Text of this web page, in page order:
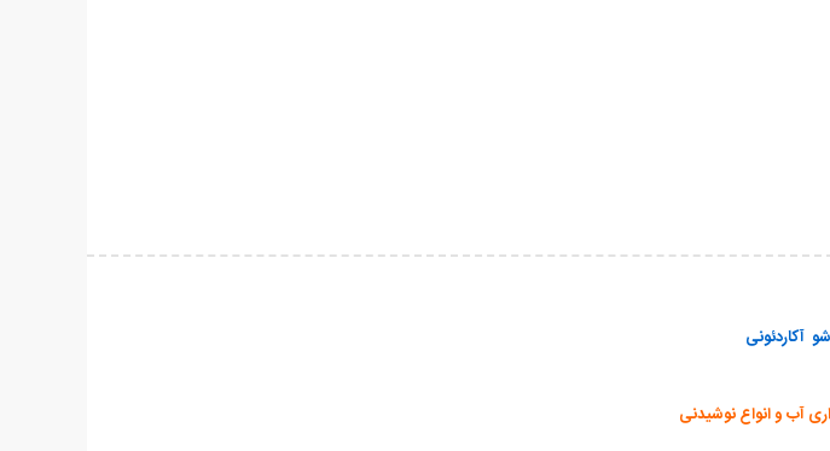
آکاردئونی
آب و انواع نوشیدنی